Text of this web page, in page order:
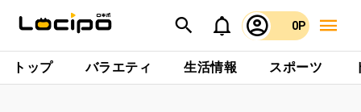
0P
トップ バラエティ 生活情報 スポーツ